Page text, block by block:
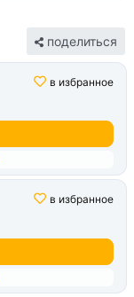
поделиться
в избранное
в избранное